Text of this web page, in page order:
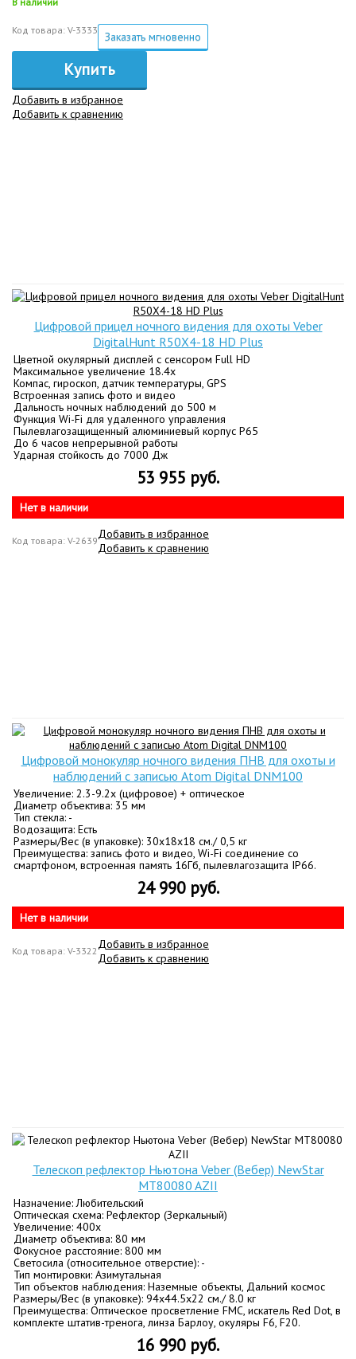
Код товара: V-3333 Заказать мгновенно
Купить
Добавить в избранное
Добавить к сравнению
Цифровой прицел ночного видения для охоты Veber
DigitalHunt R50X4-18 HD Plus
Цветной окулярный дисплей с сенсором Full HD
Максимальное увеличение 18.4х
Компас, гироскоп, датчик температуры, GPS
Встроенная запись фото и видео
Дальность ночных наблюдений до 500 м
Функция Wi-Fi для удаленного управления
Пылевлагозащищенный алюминиевый корпус P65
До 6 часов непрерывной работы
Ударная стойкость до 7000 Дж
53 955 руб.
Нет в наличии
Код товара: V-2639Добавить в избранное
Добавить к сравнению
Цифровой монокуляр ночного видения ПНВ для охоты и
наблюдений с записью Atom Digital DNM100
Увеличение: 2.3-9.2х (цифровое) + оптическое
Диаметр объектива: 35 мм
Тип стекла: -
Водозащита: Есть
Размеры/Вес (в упаковке): 30х18х18 см./ 0,5 кг
Преимущества: запись фото и видео, Wi-Fi соединение со
смартфоном, встроенная память 16Гб, пылевлагозащита IP66.
24 990 руб.
Нет в наличии
Код товара: V-3322 Добавить в избранное
Добавить к сравнению
Телескоп рефлектор Ньютона Veber (Вебер) NewStar
MT80080 AZII
Назначение: Любительский
Оптическая схема: Рефлектор (Зеркальный)
Увеличение: 400х
Диаметр объектива: 80 мм
Фокусное расстояние: 800 мм
Светосила (относительное отверстие): -
Тип монтировки: Азимутальная
Тип объектов наблюдения: Наземные объекты, Дальний космос
Размеры/Вес (в упаковке): 94х44.5х22 см./ 8.0 кг
Преимущества: Оптическое просветление FMC, искатель Red Dot, в
комплекте штатив-тренога, линза Барлоу, окуляры F6, F20.
16 990 руб.